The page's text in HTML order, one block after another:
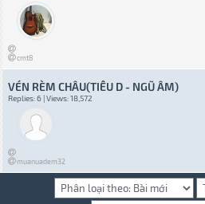
cmt8
VÉN RÈM CHÂU(TIÊU D - NGŨ ÂM)
Replies: 6 | Views: 18,572
muanuadem32